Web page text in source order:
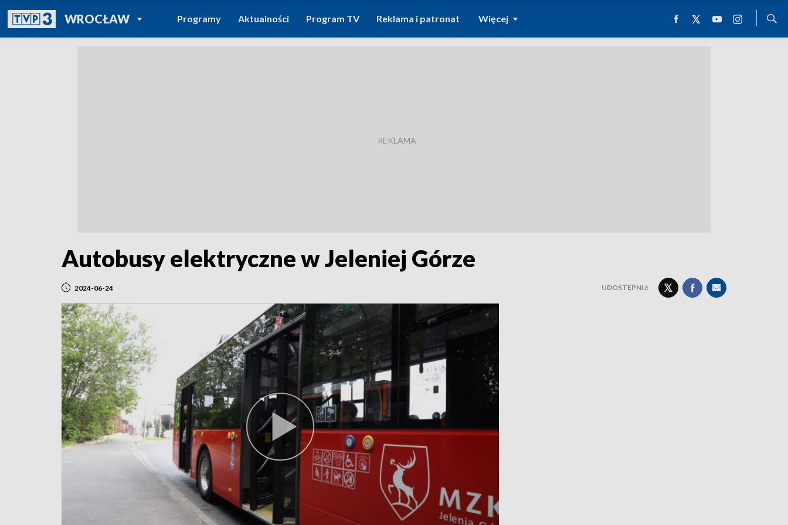
WROCŁAWPOWRÓT DO
TVP REGIONY
Programy Aktualności Program TV Reklama i patronat Więcej
Autobusy elektryczne w Jeleniej Górze
2024-06-24 UDOSTĘPNIJ: